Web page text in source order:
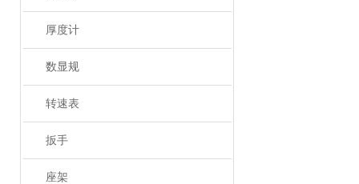
厚度计
数显规
转速表
扳手
座架